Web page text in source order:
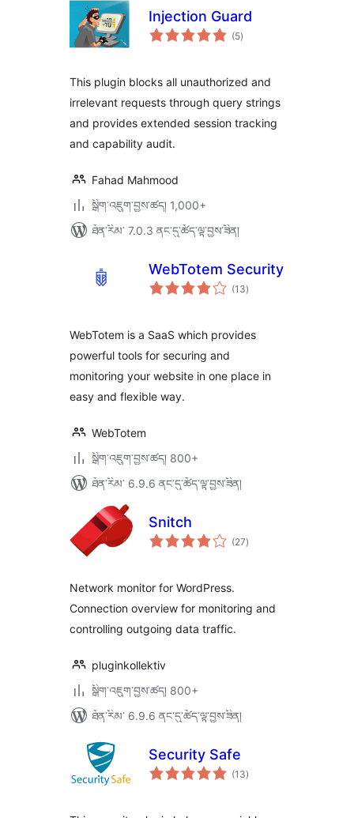
Injection Guard
(5གདེང་
འཇོག་
)
This plugin blocks all unauthorized and
irrelevant requests through query strings
and provides extended session tracking
and capability audit.
Fahad Mahmood
སྒྲིག་འཇུག་བྱས་ཚད། 1,000+
ཐོན་རིམ་ 7.0.3 ནང་དུ་ཚོད་ལྟ་བྱས་ཟིན།
WebTotem Security
(13གདེང་
འཇོག་
)
WebTotem is a SaaS which provides
powerful tools for securing and
monitoring your website in one place in
easy and flexible way.
WebTotem
སྒྲིག་འཇུག་བྱས་ཚད། 800+
ཐོན་རིམ་ 6.9.6 ནང་དུ་ཚོད་ལྟ་བྱས་ཟིན།
Snitch
(27གདེང་
འཇོག་
)
Network monitor for WordPress.
Connection overview for monitoring and
controlling outgoing data traffic.
pluginkollektiv
སྒྲིག་འཇུག་བྱས་ཚད། 800+
ཐོན་རིམ་ 6.9.6 ནང་དུ་ཚོད་ལྟ་བྱས་ཟིན།
Security Safe
(13གདེང་
འཇོག་
)